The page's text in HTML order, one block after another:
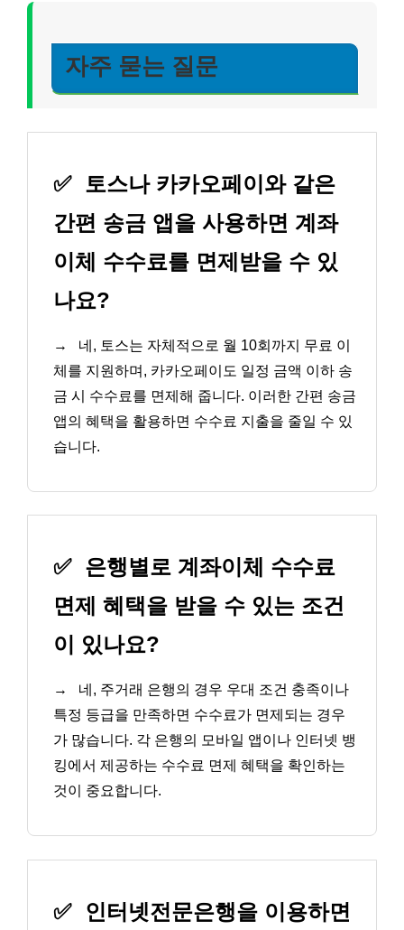
자주 묻는 질문
✅ 토스나 카카오페이와 같은
간편 송금 앱을 사용하면 계좌
이체 수수료를 면제받을 수 있
나요?
→
네, 토스는 자체적으로 월 10회까지 무료 이
체를 지원하며, 카카오페이도 일정 금액 이하 송
금 시 수수료를 면제해 줍니다. 이러한 간편 송금
앱의 혜택을 활용하면 수수료 지출을 줄일 수 있
습니다.
✅ 은행별로 계좌이체 수수료
면제 혜택을 받을 수 있는 조건
이 있나요?
→
네, 주거래 은행의 경우 우대 조건 충족이나
특정 등급을 만족하면 수수료가 면제되는 경우
가 많습니다. 각 은행의 모바일 앱이나 인터넷 뱅
킹에서 제공하는 수수료 면제 혜택을 확인하는
것이 중요합니다.
✅
인터넷전문은행을 이용하면